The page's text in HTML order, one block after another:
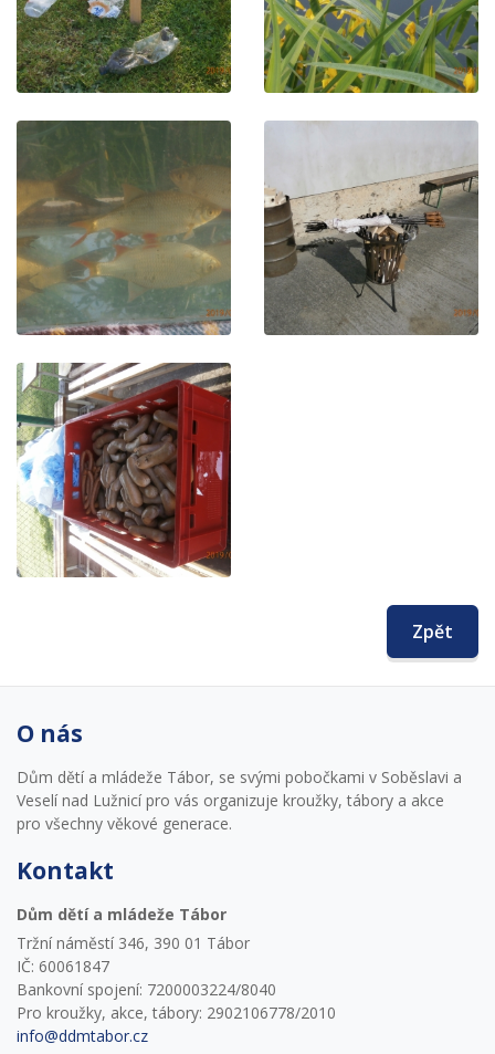
Zpět
O nás
Dům dětí a mládeže Tábor, se svými pobočkami v Soběslavi a
Veselí nad Lužnicí pro vás organizuje kroužky, tábory a akce
pro všechny věkové generace.
Kontakt
Dům dětí a mládeže Tábor
Tržní náměstí 346, 390 01 Tábor
IČ: 60061847
Bankovní spojení: 7200003224/8040
Pro kroužky, akce, tábory: 2902106778/2010
info@ddmtabor.cz